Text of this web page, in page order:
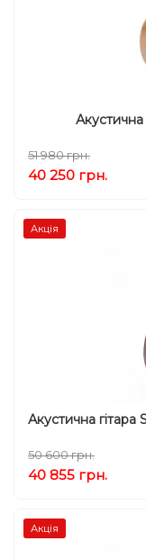
Акустична
51 980 грн.
40 250 грн.
Акція
Акустична
50 600 грн.
40 855 грн.
Акція